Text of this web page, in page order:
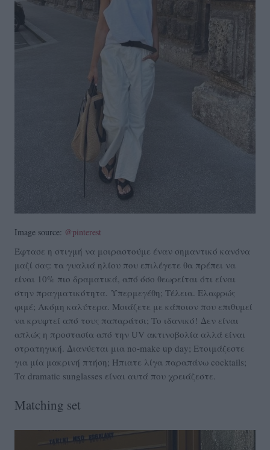
Image source: @pinterest
Έφτασε η στιγμή να μοιραστούμε έναν σημαντικό κανόνα
μαζί σας: τα γυαλιά ηλίου που επιλέγετε θα πρέπει να
είναι 10% πιο δραματικά, από όσο θεωρείται ότι είναι
στην πραγματικότητα. Υπερμεγέθη; Τέλεια. Ελαφρώς
φιμέ; Ακόμη καλύτερα. Μοιάζετε με κάποιον που επιθυμεί
να κρυφτεί από τους παπαράτσι; Το ιδανικό! Δεν είναι
απλώς η προστασία από την UV ακτινοβολία αλλά είναι
στρατηγική. Διανύεται μια no-make up day; Ετοιμάζεστε
για μία μακρινή πτήση; Ήπιατε λίγα παραπάνω cocktails;
Τα dramatic sunglasses είναι αυτά που χρειάζεστε.
Matching set